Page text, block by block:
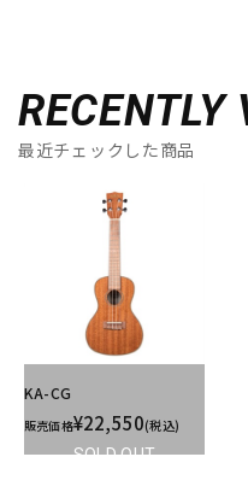
RECENTLY
最近チェックした商品
SOLD OUT
KA-CG
販売価格¥22,550(税込)